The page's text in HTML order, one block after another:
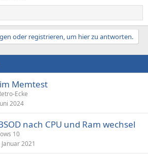
oder registrieren, um hier zu antworten.
Memtest
Ecke
2024
nach CPU und Ram wechsel
10
Januar 2021